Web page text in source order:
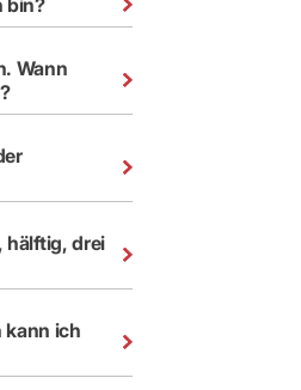
Wann
hälftig, drei
kann ich